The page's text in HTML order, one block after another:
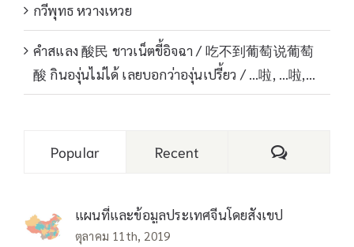
กวีพุทธ หวางเหวย
คำสแลง 酸民 ชาวเน็ตขี้อิจฉา / 吃不到葡萄说葡萄
酸 กินองุ่นไม่ได้ เลยบอกว่าองุ่นเปรี้ยว / …啦, …啦,…
Popular Recent Comments
แผนที่และข้อมูลประเทศจีนโดยสังเขป
ตุลาคม 11th, 2019